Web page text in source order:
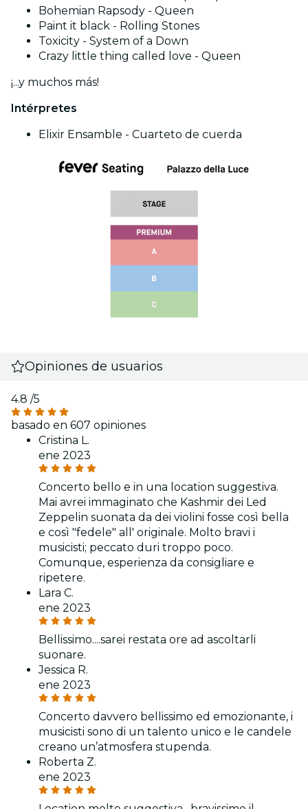
Bohemian Rapsody - Queen
Paint it black - Rolling Stones
Toxicity - System of a Down
Crazy little thing called love - Queen
¡...y muchos más!
Intérpretes
Elixir Ensamble - Cuarteto de cuerda
Opiniones de usuarios
4.8 /5
basado en 607 opiniones
Cristina L.
ene 2023
Concerto bello e in una location suggestiva.
Mai avrei immaginato che Kashmir dei Led
Zeppelin suonata da dei violini fosse così bella
e così "fedele" all' originale. Molto bravi i
musicisti; peccato duri troppo poco.
Comunque, esperienza da consigliare e
ripetere.
Lara C.
ene 2023
Bellissimo....sarei restata ore ad ascoltarli
suonare.
Jessica R.
ene 2023
Concerto davvero bellissimo ed emozionante, i
musicisti sono di un talento unico e le candele
creano un’atmosfera stupenda.
Roberta Z.
ene 2023